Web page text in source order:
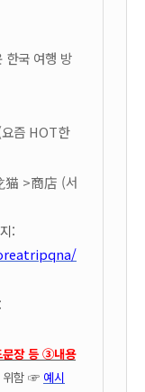
한국 여행 방
즘 HOT한
猫 >商店 (서
:
장 등 ③내용
함 ☞ 예시